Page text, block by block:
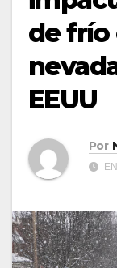
de
EEUU
Por